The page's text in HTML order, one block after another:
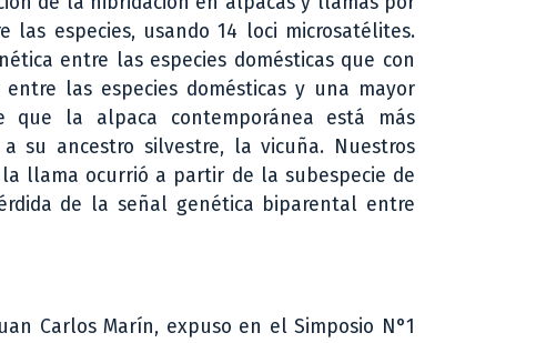
especies, usando 14 loci microsatélites.
entre las especies domésticas que con
las especies domésticas y una mayor
que la alpaca contemporánea está más
su ancestro silvestre, la vicuña. Nuestros
llama ocurrió a partir de la subespecie de
de la señal genética biparental entre
Carlos Marín, expuso en el Simposio N°1